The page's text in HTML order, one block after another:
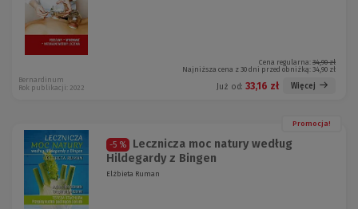
Cena regularna: 34,90 zł
Najniższa cena z 30 dni przed obniżką: 34,90 zł
Już od: 33,16 zł Więcej
Bernardinum
Rok publikacji: 2022
Promocja!
-5 %
Lecznicza moc natury według
Hildegardy z Bingen
Elżbieta Ruman